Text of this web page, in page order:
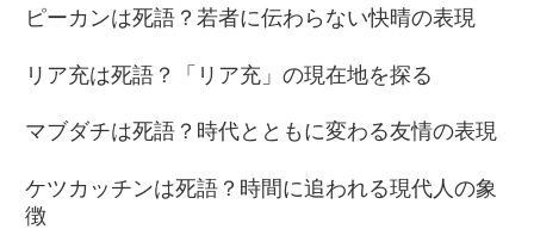
ピーカンは死語？若者に伝わらない快晴の表現
リア充は死語？「リア充」の現在地を探る
マブダチは死語？時代とともに変わる友情の表現
ケツカッチンは死語？時間に追われる現代人の象
徴